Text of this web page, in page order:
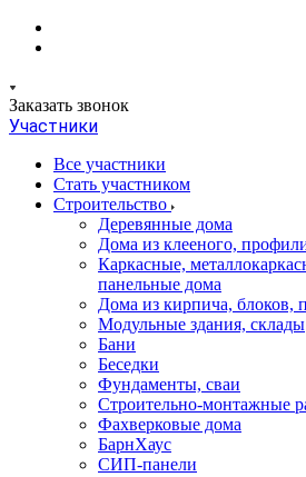
Заказать звонок
Участники
Все участники
Стать участником
Строительство
Деревянные дома
Дома из клееного,
Каркасные,
панельные дома
Дома из кирпича, блоков,
Модульные здания, склады
Бани
Беседки
Фундаменты, сваи
Строительно-монтажные
Фахверковые дома
БарнХаус
СИП-панели